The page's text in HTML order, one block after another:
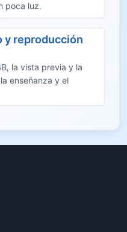
poca luz.
y reproducción
la vista previa y la
enseñanza y el